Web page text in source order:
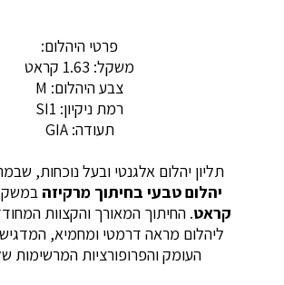
פרטי היהלום:
משקל: 1.63 קראט
צבע היהלום: M
רמת ניקיון: SI1
תעודה: GIA
תליון יהלום אלגנטי ובעל נוכחות,
יהלום טבעי בחיתוך מרקיזה
קראט. החיתוך המאורך והקצוות
ליהלום מראה דרמטי ומחמיא,
העומק והפרופורציות המרשימות